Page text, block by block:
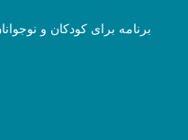
برنامه برای کودکان و